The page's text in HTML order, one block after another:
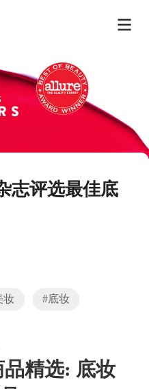
志评选最佳底
妆 #底妆
品精选: 底妆